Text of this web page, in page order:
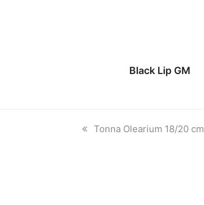
Black Lip GM
previous
Tonna Olearium 18/20 cm